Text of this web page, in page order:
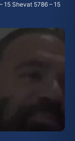
15 Shevat 5786 – 15